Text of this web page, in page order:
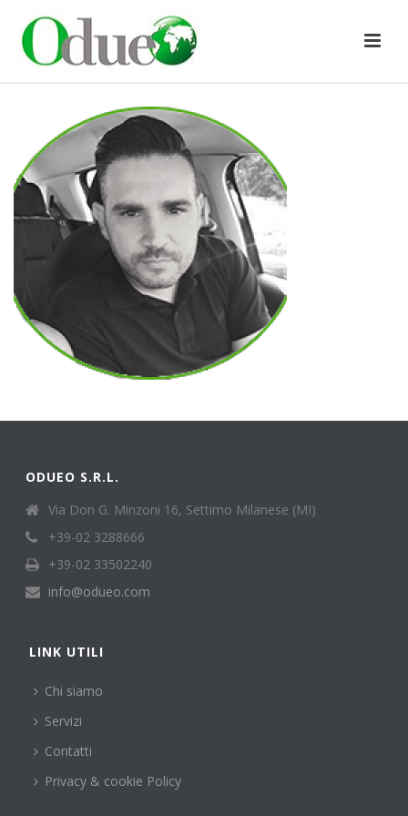
ODUEO S.R.L.
Via Don G. Minzoni 16, Settimo Milanese (MI)
+39-02 3288666
+39-02 33502240
info@odueo.com
LINK UTILI
Chi siamo
Servizi
Contatti
Privacy & cookie Policy